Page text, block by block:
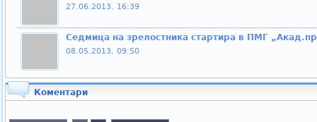
27.06.2013, 16:39
Седмица на зрелостника стартира в ПМГ
08.05.2013, 09:50
Коментари